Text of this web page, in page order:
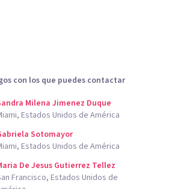
con los que puedes contactar
Milena Jimenez Duque
Estados Unidos de América
Sotomayor
Estados Unidos de América
De Jesus Gutierrez Tellez
Francisco, Estados Unidos de